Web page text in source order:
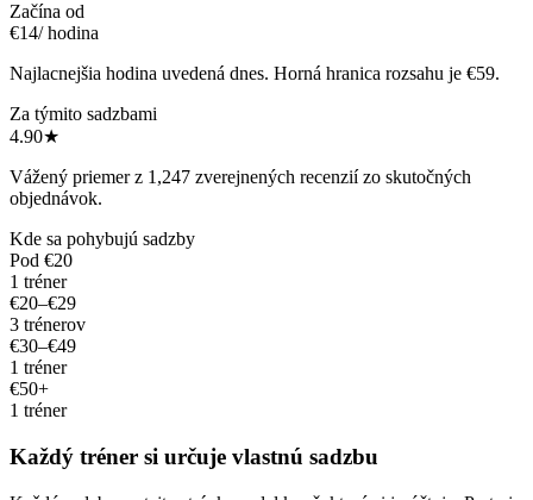
Začína od
€14/ hodina
Najlacnejšia hodina uvedená dnes. Horná hranica rozsahu je €59.
Za týmito sadzbami
4.90★
Vážený priemer z 1,247 zverejnených recenzií zo skutočných
objednávok.
Kde sa pohybujú sadzby
Pod €20
1 tréner
€20–€29
3 trénerov
€30–€49
1 tréner
€50+
1 tréner
Každý tréner si určuje vlastnú sadzbu